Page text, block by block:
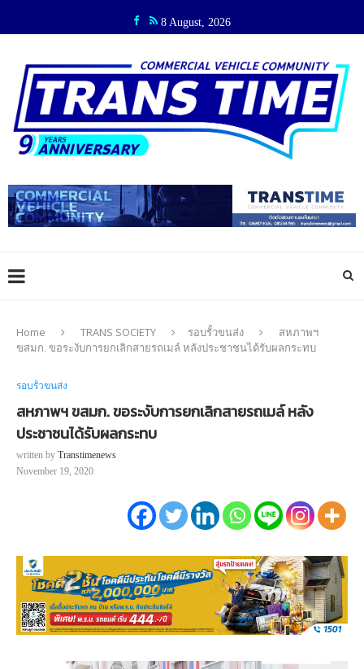
8 August, 2026
Home TRANS SOCIETY รอบรั้วขนส่ง
สหภาพฯ
ขสมก. ขอระงับการยกเลิกสายรถเมล์ หลังประชาชนได้รับผลกระทบ
รอบรั้วขนส่ง
สหภาพฯ ขสมก. ขอระงับการยกเลิกสายรถเมล์ หลัง
ประชาชนได้รับผลกระทบ
written by Transtimenews
November 19, 2020